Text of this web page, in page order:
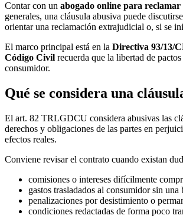
Contar con un abogado online para reclamar
generales, una cláusula abusiva puede
orientar una reclamación extrajudicial o, si se
El marco principal está en la Directiva 93/13/
Código Civil recuerda que la libertad de
consumidor.
Qué se considera una
El art. 82 TRLGDCU considera abusivas las
derechos y obligaciones de las partes en
efectos reales.
Conviene revisar el contrato cuando existan
comisiones o intereses difícilmente
gastos trasladados al consumidor sin
penalizaciones por desistimiento o
condiciones redactadas de forma poco